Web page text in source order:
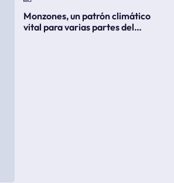
Monzones, un patrón climático
vital para varias partes del